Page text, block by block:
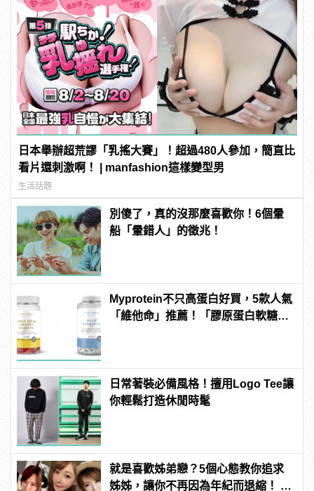
日本舉辦超荒謬「乳搖大賽」！超過480人參加，簡直比
看片還刺激啊！ | manfashion這樣變型男
生活話題
別傻了，真的沒那麼喜歡你！6個暈
船「暈錯人」的徵兆！
Myprotein不只高蛋白好買，5款人氣
「維他命」推薦！「膠原蛋白軟糖」
日常著裝必備風格！擅用Logo Tee讓
你輕鬆打造休閒時髦
就是喜歡姊弟戀？5個心態教你追求
姊姊，讓你不再因為年紀而退縮！ |